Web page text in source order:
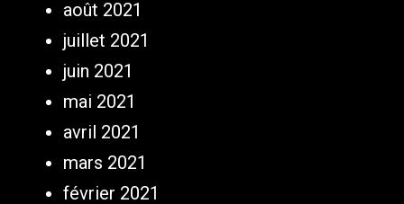
août 2021
juillet 2021
juin 2021
mai 2021
avril 2021
mars 2021
février 2021